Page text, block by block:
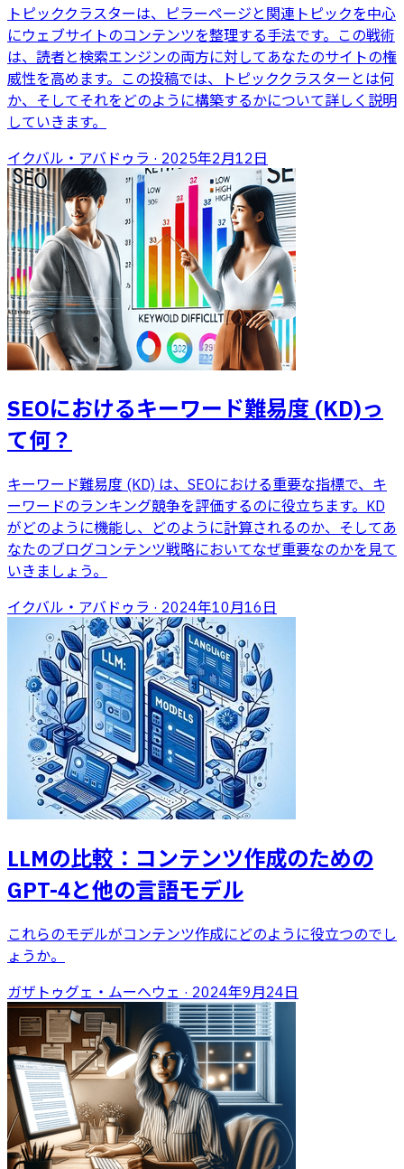
トピッククラスターは、ピラーページと関連トピックを中心
にウェブサイトのコンテンツを整理する手法です。この戦術
は、読者と検索エンジンの両方に対してあなたのサイトの権
威性を高めます。この投稿では、トピッククラスターとは何
か、そしてそれをどのように構築するかについて詳しく説明
していきます。
イクバル・アバドゥラ · 2025年2月12日
SEOにおけるキーワード難易度 (KD)っ
て何？
キーワード難易度 (KD) は、SEOにおける重要な指標で、キ
ーワードのランキング競争を評価するのに役立ちます。KD
がどのように機能し、どのように計算されるのか、そしてあ
なたのブログコンテンツ戦略においてなぜ重要なのかを見て
いきましょう。
イクバル・アバドゥラ · 2024年10月16日
LLMの比較：コンテンツ作成のための
GPT-4と他の言語モデル
これらのモデルがコンテンツ作成にどのように役立つのでし
ょうか。
ガザトゥグェ・ムーへウェ · 2024年9月24日